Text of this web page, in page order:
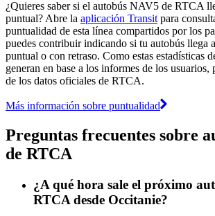
¿Quieres saber si el autobús NAV5 de RTCA
puntual? Abre la aplicación Transit para
puntualidad de esta línea compartidos por los
puedes contribuir indicando si tu autobús llega
puntual o con retraso. Como estas estadísticas
generan en base a los informes de los usuarios,
de los datos oficiales de RTCA.
Más información sobre puntualidad
Preguntas frecuentes sobre
de RTCA
¿A qué hora sale el próximo
RTCA desde Occitanie?